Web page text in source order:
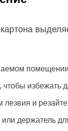
чтобы
и
держатель